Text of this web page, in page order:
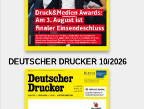
DEUTSCHER DRUCKER 10/2026